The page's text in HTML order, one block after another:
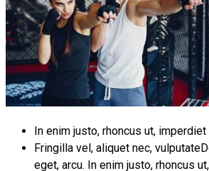
In enim justo, rhoncus ut, imperdiet
Fringilla vel, aliquet nec,
eget, arcu. In enim justo, rhoncus